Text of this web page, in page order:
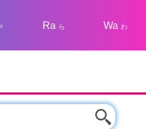
Ra ら Wa わ